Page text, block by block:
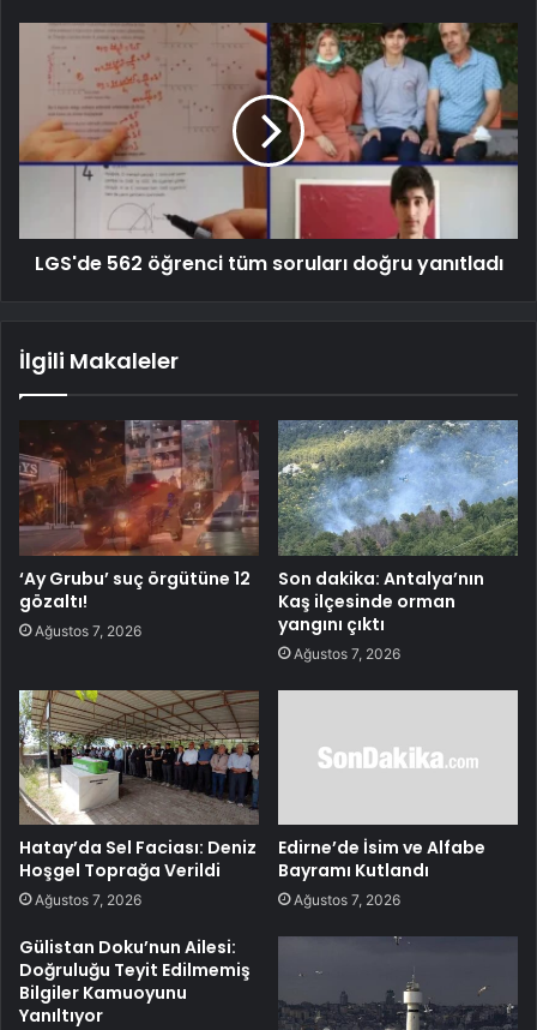
LGS'de 562 öğrenci tüm soruları doğru yanıtladı
İlgili Makaleler
‘Ay Grubu’ suç örgütüne 12
gözaltı!
Ağustos 7, 2026
Son dakika: Antalya’nın
Kaş ilçesinde orman
yangını çıktı
Ağustos 7, 2026
Hatay’da Sel Faciası: Deniz
Hoşgel Toprağa Verildi
Ağustos 7, 2026
Edirne’de İsim ve Alfabe
Bayramı Kutlandı
Ağustos 7, 2026
Gülistan Doku’nun Ailesi:
Doğruluğu Teyit Edilmemiş
Bilgiler Kamuoyunu
Yanıltıyor